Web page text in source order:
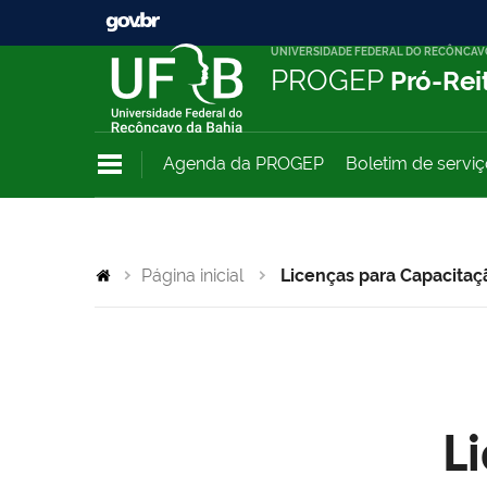
UNIVERSIDADE FEDERAL DO
PROGEP Pró-
Agenda da PROGEP Boletim de
Página inicial Licenças para